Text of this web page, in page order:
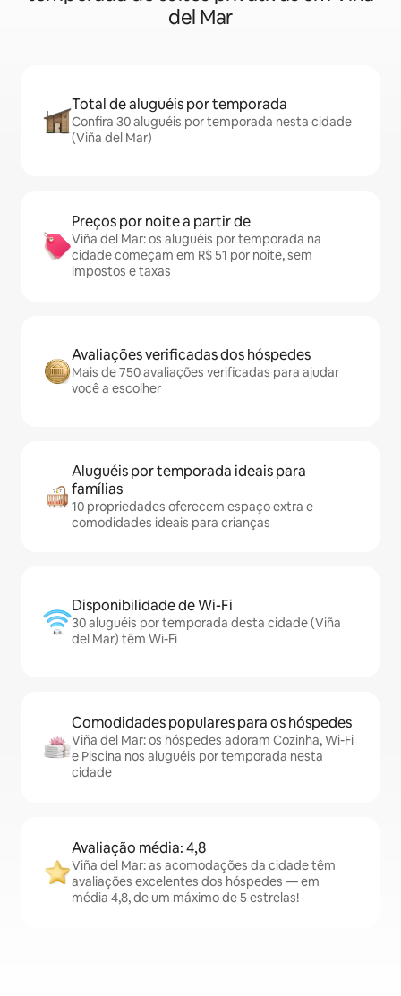
del Mar
Total de aluguéis por temporada
Confira 30 aluguéis por temporada nesta cidade
(Viña del Mar)
Preços por noite a partir de
Viña del Mar: os aluguéis por temporada na
cidade começam em R$ 51 por noite, sem
impostos e taxas
Avaliações verificadas dos hóspedes
Mais de 750 avaliações verificadas para ajudar
você a escolher
Aluguéis por temporada ideais para
famílias
10 propriedades oferecem espaço extra e
comodidades ideais para crianças
Disponibilidade de Wi-Fi
30 aluguéis por temporada desta cidade (Viña
del Mar) têm Wi-Fi
Comodidades populares para os hóspedes
Viña del Mar: os hóspedes adoram Cozinha, Wi-Fi
e Piscina nos aluguéis por temporada nesta
cidade
Avaliação média: 4,8
Viña del Mar: as acomodações da cidade têm
avaliações excelentes dos hóspedes — em
média 4,8, de um máximo de 5 estrelas!